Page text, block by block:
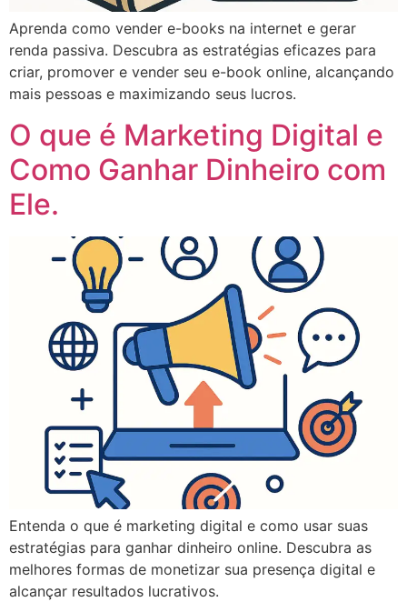
Aprenda como vender e-books na internet e gerar
renda passiva. Descubra as estratégias eficazes para
criar, promover e vender seu e-book online, alcançando
mais pessoas e maximizando seus lucros.
O que é Marketing Digital e
Como Ganhar Dinheiro com
Ele.
Entenda o que é marketing digital e como usar suas
estratégias para ganhar dinheiro online. Descubra as
melhores formas de monetizar sua presença digital e
alcançar resultados lucrativos.